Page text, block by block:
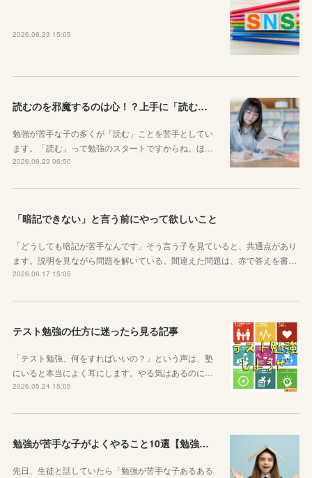
2026.06.23 15:05
読むのを邪魔するのは心！？上手に「読む」ための気持ちの対処法
勉強が苦手な子の多くが「読む」ことを苦手としてい
ます。「読む」って勉強のスタートですからね。ほ…
2026.06.23 06:50
「暗記できない」と言う前にやって欲しいこと
「どうしても暗記が苦手なんです」そう言う子を見ていると、共通点があり
ます。説明を見ながら問題を解いている。間違えた問題は、赤で答えを書…
2026.06.17 15:05
テスト勉強の仕方に迷ったら見る記事
「テスト勉強、何をすればいいの？」という声は、塾
にいると本当によく耳にします。やる気はあるのに…
2026.05.24 15:05
勉強が苦手な子がよくやること10選【勉強苦手あるある】
先日、生徒と話していたら「勉強が苦手な子あるある